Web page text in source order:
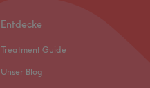
Entdecke
Treatment Guide
Unser Blog